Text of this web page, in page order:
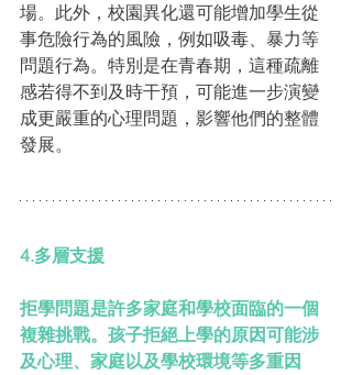
場。此外，校園異化還可能增加學生從
事危險行為的風險，例如吸毒、暴力等
問題行為。特別是在青春期，這種疏離
感若得不到及時干預，可能進一步演變
成更嚴重的心理問題，影響他們的整體
發展。
4.多層支援
拒學問題是許多家庭和學校面臨的一個
複雜挑戰。孩子拒絕上學的原因可能涉
及心理、家庭以及學校環境等多重因